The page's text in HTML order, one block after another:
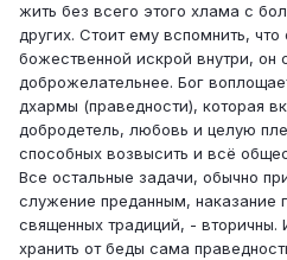
жить без всего этого хлама с
других. Стоит ему вспомнить,
божественной искрой внутри, он
доброжелательнее. Бог
дхармы (праведности), которая
добродетель, любовь и целую
способных возвысить и всё
Все остальные задачи, обычно
служение преданным, наказание
священных традиций, - вторичны.
хранить от беды сама